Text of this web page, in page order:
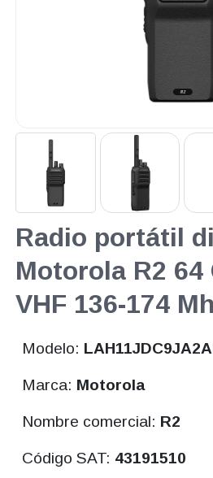
Radio portátil
Motorola R2 64
VHF 136-174
Modelo:
Marca: Motorola
Nombre comercial: R2
Código SAT: 43191510